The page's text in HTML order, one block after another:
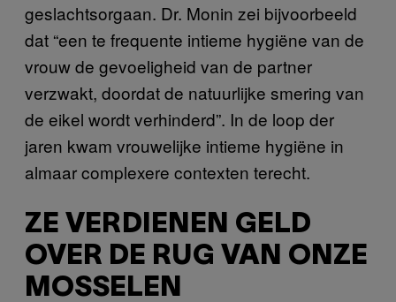
geslachtsorgaan. Dr. Monin zei bijvoorbeeld
dat “een te frequente intieme hygiëne van de
vrouw de gevoeligheid van de partner
verzwakt, doordat de natuurlijke smering van
de eikel wordt verhinderd”. In de loop der
jaren kwam vrouwelijke intieme hygiëne in
almaar complexere contexten terecht.
ZE VERDIENEN GELD
OVER DE RUG VAN ONZE
MOSSELEN